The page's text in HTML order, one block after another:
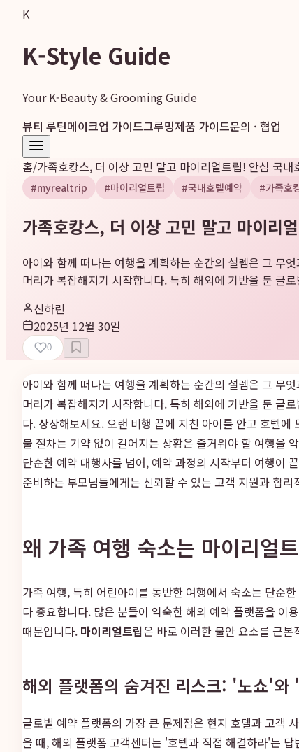
K
K-Style Guide
Your K-Beauty & Grooming Guide
뷰티 루틴메이크업 가이드그루밍제품 가이드문의 · 협업
홈/가족호캉스, 더 이상 고민 말고 마이리얼트립! 안심 국
#myrealtrip #마이리얼트립 #국내호텔예약 #가족호
가족호캉스, 더 이상 고민 말고 마이리
아이와 함께 떠나는 여행을 계획하는 순간의 설렘은 그 무
머리가 복잡해지기 시작합니다. 특히 해외에 기반을 둔 글
신하린
2025년 12월 30일
0
아이와 함께 떠나는 여행을 계획하는 순간의 설렘은 그 무
머리가 복잡해지기 시작합니다. 특히 해외에 기반을 둔 글
다. 상상해보세요. 오랜 비행 끝에 지친 아이를 안고 호텔
불 절차는 기약 없이 길어지는 상황은 즐거워야 할 여행을
단순한 예약 대행사를 넘어, 예약 과정의 시작부터 여행이
준비하는 부모님들에게는 신뢰할 수 있는 고객 지원과 합
왜 가족 여행 숙소는 마이리얼
가족 여행, 특히 어린아이를 동반한 여행에서 숙소는 단순
다 중요합니다. 많은 분들이 익숙한 해외 예약 플랫폼을 이
때문입니다. 마이리얼트립은 바로 이러한 불안 요소를 근
해외 플랫폼의 숨겨진 리스크: '노쇼'와
글로벌 예약 플랫폼의 가장 큰 문제점은 현지 호텔과 고객
을 때, 해외 플랫폼 고객센터는 '호텔과 직접 해결하라'는